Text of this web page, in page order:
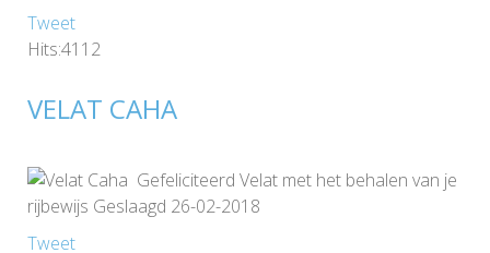
Tweet
Hits:4112
VELAT CAHA
Gefeliciteerd Velat met het behalen van je
rijbewijs Geslaagd 26-02-2018
Tweet